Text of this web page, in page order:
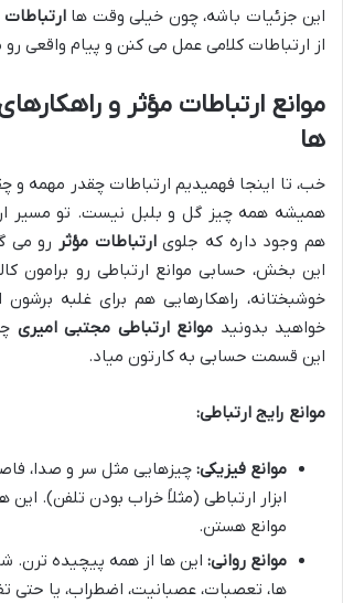
این جزئیات باشه، چون خیلی وقت هاارتباطات
از ارتباطات کلامی عمل می کنن و پیام واقعی
موانع ارتباطات مؤثر و
ها
خب، تا اینجا فهمیدیم ارتباطات چقدر مهمه و
همیشه همه چیز گل و بلبل نیست. تو مسیر
هم وجود داره که جلویارتباطات مؤثر رو می
این بخش، حسابی موانع ارتباطی رو برامون
خوشبختانه، راهکارهایی هم برای غلبه
خواهید بدونید موانع ارتباطی مجتبی امیری
این قسمت حسابی به کارتون میاد.
موانع رایج ارتباطی:
موانع فیزیکی: چیزهایی مثل سر و صدا،
ابزار ارتباطی (مثلاً خراب بودن تلفن). این
موانع هستن.
موانع روانی: این ها از همه پیچیده ترن.
ها، تعصبات، عصبانیت، اضطراب، یا